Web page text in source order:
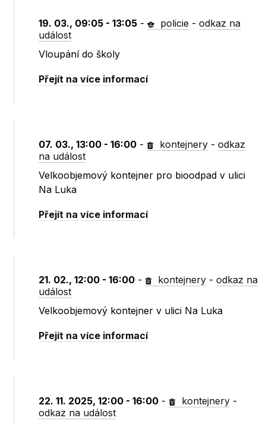
19. 03., 09:05 - 13:05 - policie -odkaz na
událost
Vloupání do školy
Přejít na více informací
07. 03., 13:00 - 16:00 - kontejnery -odkaz
na událost
Velkoobjemový kontejner pro bioodpad v ulici
Na Luka
Přejít na více informací
21. 02., 12:00 - 16:00 - kontejnery -odkaz na
událost
Velkoobjemový kontejner v ulici Na Luka
Přejít na více informací
22. 11. 2025, 12:00 - 16:00 - kontejnery -
odkaz na událost